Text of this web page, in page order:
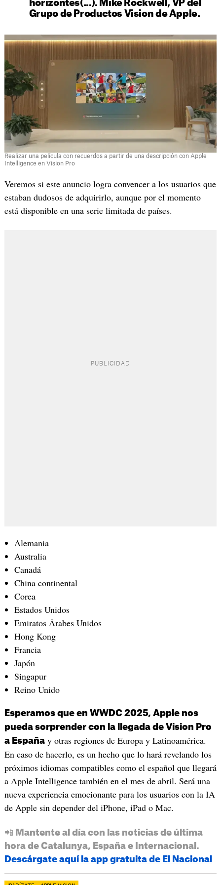
horizontes(...). Mike Rockwell, VP del
Grupo de Productos Vision de Apple.
Realizar una película con recuerdos a partir de una descripción con Apple
Intelligence en Vision Pro
Veremos si este anuncio logra convencer a los usuarios que
estaban dudosos de adquirirlo, aunque por el momento
está disponible en una serie limitada de países.
Alemania
Australia
Canadá
China continental
Corea
Estados Unidos
Emiratos Árabes Unidos
Hong Kong
Francia
Japón
Singapur
Reino Unido
Esperamos que en WWDC 2025, Apple nos
pueda sorprender con la llegada de Vision Pro
a Españay otras regiones de Europa y Latinoamérica.
En caso de hacerlo, es un hecho que lo hará revelando los
próximos idiomas compatibles como el español que llegará
a Apple Intelligence también en el mes de abril. Será una
nueva experiencia emocionante para los usuarios con la IA
de Apple sin depender del iPhone, iPad o Mac.
📲 Mantente al día con las noticias de última
hora de Catalunya, España e Internacional.
Descárgate aquí la app gratuita de El Nacional